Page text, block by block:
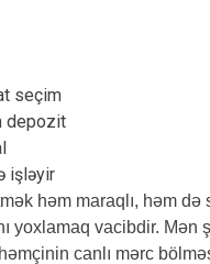
seçim
depozit
işləyir
həm maraqlı, həm
yoxlamaq vacibdir.
canlı mərc